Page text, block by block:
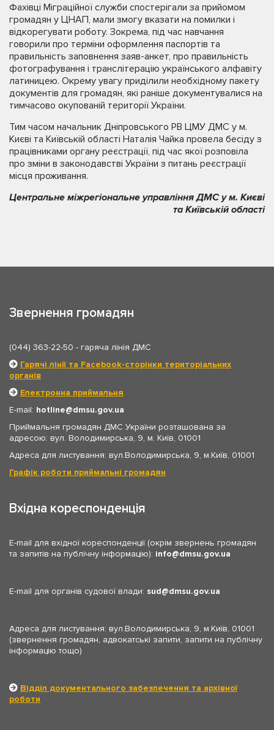
Фахівці Міграційної служби спостерігали за прийомом
громадян у ЦНАП, мали змогу вказати на помилки і
відкорегувати роботу. Зокрема, під час навчання
говорили про терміни оформлення паспортів та
правильність заповнення заяв-анкет, про правильність
фотографування і транслітерацію українського алфавіту
латиницею. Окрему увагу приділили необхідному пакету
документів для громадян, які раніше документувалися на
тимчасово окупованій території України.
Тим часом начальник Дніпровського РВ ЦМУ ДМС у м.
Києві та Київській області Наталія Чайка провела бесіду з
працівниками органу реєстрації, під час якої розповіла
про зміни в законодавстві України з питань реєстрації
місця проживання.
Центральне міжрегіональне управління ДМС у м. Києві
та Київській області
Звернення громадян
(044) 363-22-50 - гаряча лінія ДМС
Гарячі лінії та Facebook-сторінки територіальних
органів
Електронна приймальня
E-mail: hotline
dmsu.gov.ua
Приймальня громадян ДМС України розташована за
адресою: вул. Володимирська, 9, м. Київ, 01001
Адреса для листування: вул.Володимирська, 9, м.Київ, 01001
Графік роботи приймальні громадян
Вхідна кореспонденція
E-mail для вхідної кореспонденції (окрім звернень громадян
та запитів на публічну інформацію): info dmsu.gov.ua
E-mail для органів судової влади: sud dmsu.gov.ua
Адреса для листування: вул.Володимирська, 9, м.Київ, 01001
(звернення громадян, адвокатські запити, запити на публічну
інформацію тощо)
Відділ документального забезпечення та архівної
роботи